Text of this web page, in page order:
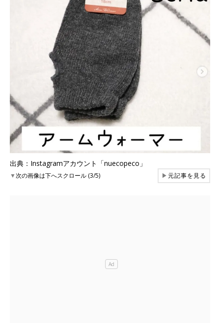
出典：Instagramアカウント「nuecopeco」
▼次の画像は下へスクロール (3/5) ▶元記事を見る